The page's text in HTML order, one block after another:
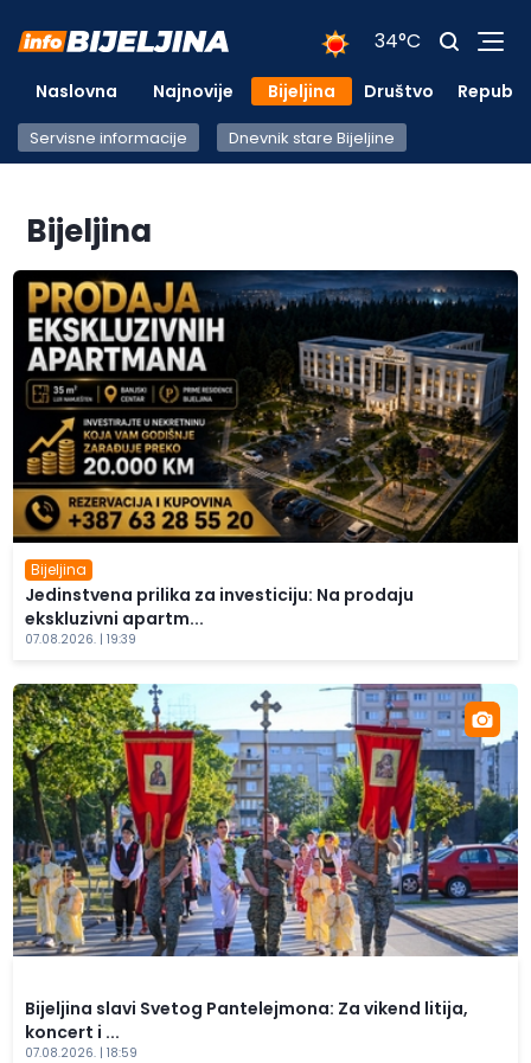
34°C
Naslovna Najnovije Bijeljina Društvo
Servisne informacije Dnevnik stare Bijeljine
Bijeljina
Bijeljina
Jedinstvena prilika za investiciju: Na prodaju
ekskluzivni apartm...
07.08.2026. | 19:39
Bijeljina slavi Svetog Pantelejmona: Za vikend litija,
koncert i ...
07.08.2026. | 18:59